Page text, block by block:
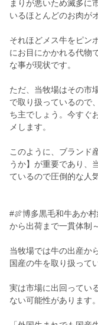
まりが悪いため滅多に
いるほとんどのお肉が
それほどメス牛をピン
にお目にかかれる代物
な事が現状です。
ただ、当牧場はその市
で取り扱っているので
ち主でしょう。今すぐ
メします。
このように、ブランド
うか】が重要であり、
ているので圧倒的な人
#🍖博多黒毛和牛あか
から出荷まで一貫体制～
当牧場では牛の出産か
国産の牛を取り扱って
実は市場に出回ってい
ない可能性があります。